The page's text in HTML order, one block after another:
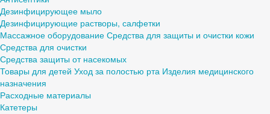
Дезинфицирующее мыло
Дезинфицирующие растворы, салфетки
Массажное оборудование Средства для защиты и очистки кожи
Средства для очистки
Средства защиты от насекомых
Товары для детей Уход за полостью рта Изделия медицинского
назначения
Расходные материалы
Катетеры